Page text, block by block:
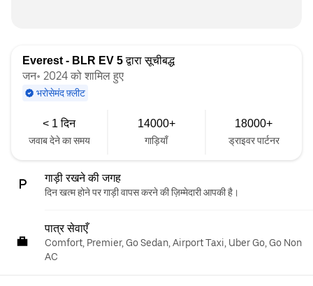
Everest - BLR EV 5द्वारा सूचीबद्ध
जन॰ 2024 को शामिल हुए
भरोसेमंद फ़्लीट
< 1 दिन
जवाब देने का समय
14000+
गाड़ियाँ
18000+
ड्राइवर पार्टनर
गाड़ी रखने की जगह
दिन खत्म होने पर गाड़ी वापस करने की ज़िम्मेदारी आपकी है।
पात्र सेवाएँ
Comfort, Premier, Go Sedan, Airport Taxi, Uber Go, Go Non
AC